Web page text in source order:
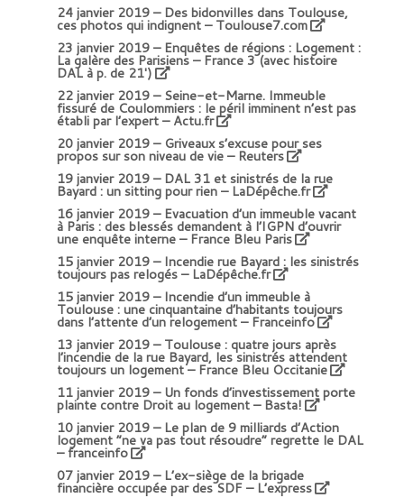
24 janvier 2019 –Des bidonvilles dans Toulouse,
ces photos qui indignent – Toulouse7.com
23 janvier 2019 –Enquêtes de régions : Logement :
La galère des Parisiens – France 3 (avec histoire
DAL à p. de 21′)
22 janvier 2019 –Seine-et-Marne. Immeuble
fissuré de Coulommiers : le péril imminent n’est pas
établi par l’expert – Actu.fr
20 janvier 2019 – Griveaux s’excuse pour ses
propos sur son niveau de vie – Reuters
19 janvier 2019 –DAL 31 et sinistrés de la rue
Bayard : un sitting pour rien – LaDépêche.fr
16 janvier 2019 –Evacuation d’un immeuble vacant
à Paris : des blessés demandent à l’IGPN d’ouvrir
une enquête interne – France Bleu Paris
15 janvier 2019 –Incendie rue Bayard : les sinistrés
toujours pas relogés – LaDépêche.fr
15 janvier 2019 –Incendie d’un immeuble à
Toulouse : une cinquantaine d’habitants toujours
dans l’attente d’un relogement – Franceinfo
13 janvier 2019 –Toulouse : quatre jours après
l’incendie de la rue Bayard, les sinistrés attendent
toujours un logement – France Bleu Occitanie
11 janvier 2019 –Un fonds d’investissement porte
plainte contre Droit au logement– Basta!
10 janvier 2019 –Le plan de 9 milliards d’Action
logement “ne va pas tout résoudre” regrette le DAL
– franceinfo
07 janvier 2019 –L’ex-siège de la brigade
financière occupée par des SDF – L’express